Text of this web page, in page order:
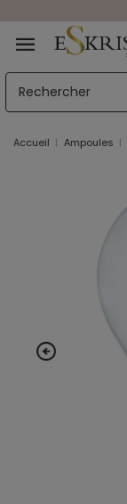
Accueil Ampoules